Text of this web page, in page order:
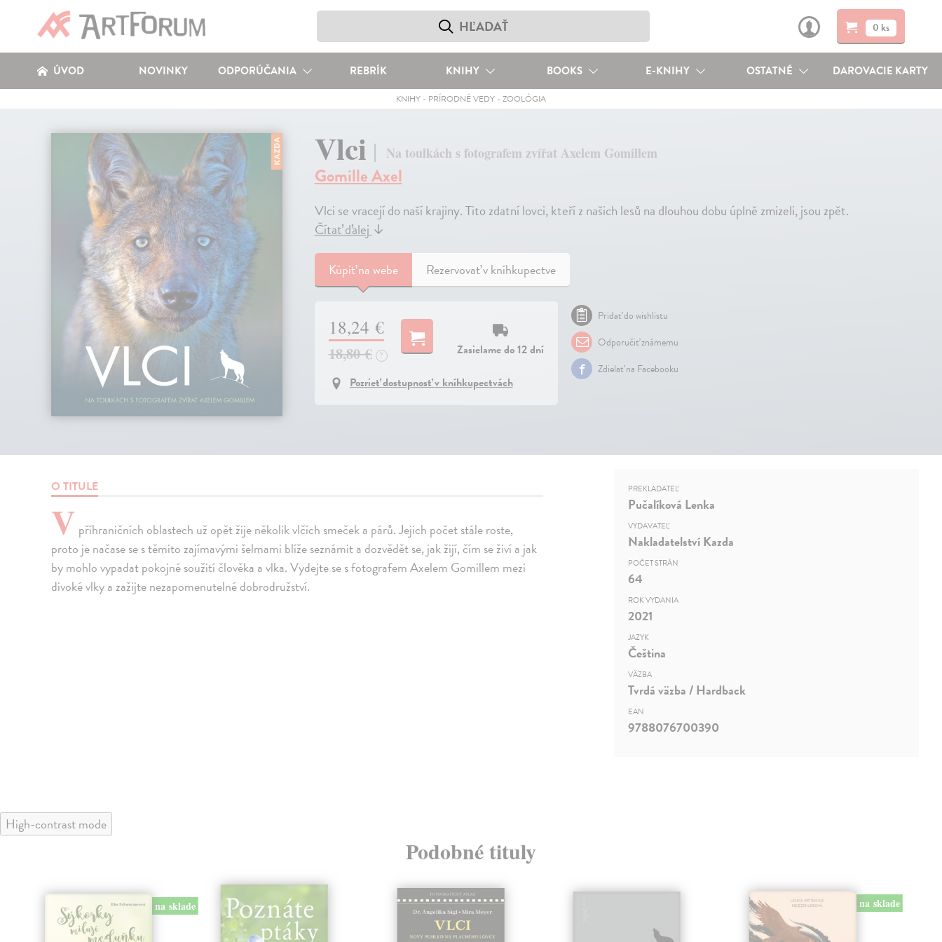
0 ks
ÚVOD NOVINKY ODPORÚČANIA REBRÍK KNIHY BOOKS E-KNIHY OSTATNÉ DAROVACIE KARTY
KNIHY- PRÍRODNÉ VEDY- ZOOLÓGIA
Vlci Na toulkách s fotografem zvířat Axelem Gomillem
Gomille Axel
Vlci se vracejí do naší krajiny. Tito zdatní lovci, kteří z našich lesů na dlouhou dobu úplně zmizeli, jsou zpět.
Čítať ďalej↓
Kúpiťna webe Rezervovať v kníhkupectve
18,24 €
18,80 € ?
Zasielame do 12 dní
Pozrieť dostupnosť v kníhkupectvách
Pridať do wishlistu
Odporučiť známemu
Zdielať na Facebooku
O TITULE
V příhraničních oblastech už opět žije několik vlčích smeček a párů. Jejich počet stále roste,
proto je načase se s těmito zajímavými šelmami blíže seznámit a dozvědět se, jak žijí, čím se živí a jak
by mohlo vypadat pokojné soužití člověka a vlka. Vydejte se s fotografem Axelem Gomillem mezi
divo­ké vlky a zažijte nezapomenutelné dobrodružství.
PREKLADATEĽ
Pučalíková Lenka
VYDAVATEĽ
Nakladatelství Kazda
POČET STRÁN
64
ROK VYDANIA
2021
JAZYK
Čeština
VÄZBA
Tvrdá väzba / Hardback
EAN
9788076700390
High-contrast mode
Podobné tituly
na sklade na sklade